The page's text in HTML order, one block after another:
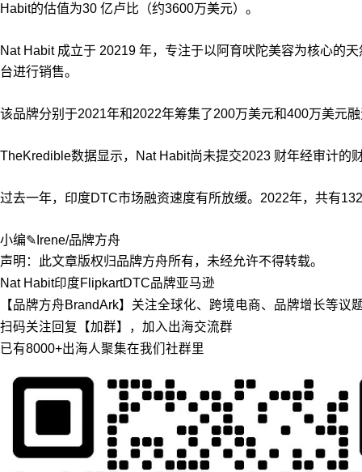
Habit的估值为30 亿卢比（约3600万美元）。
Nat Habit 成立于 20219 年，专注于以阿育吠陀美容为核心的
台进行销售。
该品牌分别于2021年和2022年筹集了200万美元和400万美元
TheKredible数据显示，Nat Habit尚未提交2023 财年经审计的
过去一年，印度DTC市场融资速度有所放缓。2022年，共有
小编✎Irene/品牌方舟
声明：此文章版权归品牌方舟所有，未经允许不得转载。
Nat Habit印度FlipkartDTC品牌亚马逊
【品牌方舟BrandArk】关注全球化、跨境电商、品牌增长等议
扫码关注回复【加群】，加入出海交流群
已有8000+出海人聚集在我们社群里